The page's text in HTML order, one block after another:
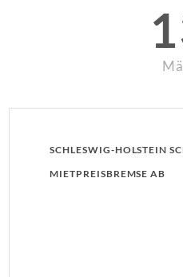
SCHLESWIG-HOLSTEIN
MIETPREISBREMSE AB